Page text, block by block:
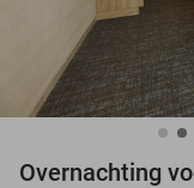
Overnachting